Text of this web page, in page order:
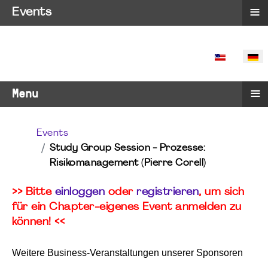
SPRACHE
Menu ≡
Events
Study Group Session - Prozesse:
Risikomanagement (Pierre Corell)
>> Bitte einloggen oder registrieren, um sich
für ein Chapter-eigenes Event anmelden zu
können! <<
Weitere Business-Veranstaltungen unserer Sponsoren
Events ≡